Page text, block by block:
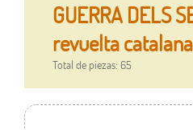
GUERRA DELS
revuelta
Total de piezas: 65